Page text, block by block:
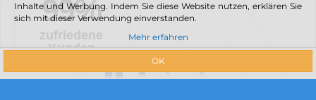
Inhalte und Werbung. Indem Sie diese Website nutzen, erklären Sie
sich mit dieser Verwendung einverstanden.
Mehr erfahren
OK